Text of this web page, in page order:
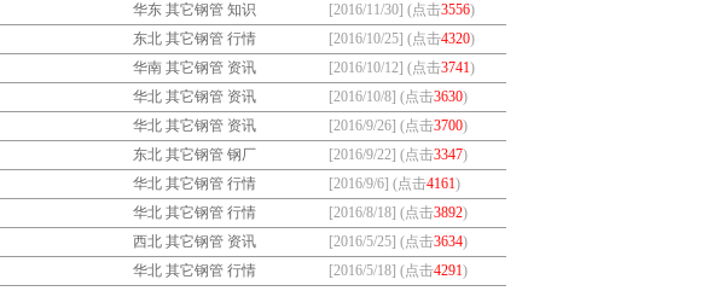
华东 其它钢管 知识 [2016/11/30] (点击3556)
东北 其它钢管 行情 [2016/10/25] (点击4320)
华南 其它钢管 资讯 [2016/10/12] (点击3741)
华北 其它钢管 资讯 [2016/10/8] (点击3630)
华北 其它钢管 资讯 [2016/9/26] (点击3700)
东北 其它钢管 钢厂 [2016/9/22] (点击3347)
华北 其它钢管 行情 [2016/9/6] (点击4161)
华北 其它钢管 行情 [2016/8/18] (点击3892)
西北 其它钢管 资讯 [2016/5/25] (点击3634)
华北 其它钢管 行情 [2016/5/18] (点击4291)